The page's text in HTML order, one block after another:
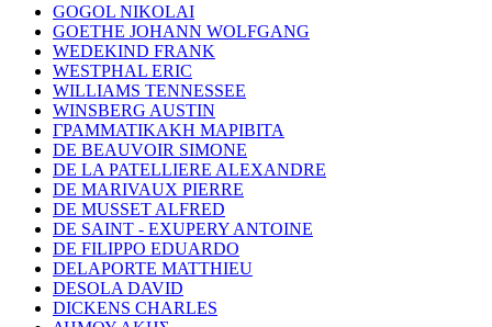
GOGOL NIKOLAI
GOETHE JOHANN WOLFGANG
WEDEKIND FRANK
WESTPHAL ERIC
WILLIAMS TENNESSEE
WINSBERG AUSTIN
ΓΡΑΜΜΑΤΙΚΑΚΗ ΜΑΡΙΒΙΤΑ
DE BEAUVOIR SIMONE
DE LA PATELLIERE ALEXANDRE
DE MARIVAUX PIERRE
DE MUSSET ALFRED
DE SAINT - EXUPERY ANTOINE
DE FILIPPO EDUARDO
DELAPORTE MATTHIEU
DESOLA DAVID
DICKENS CHARLES